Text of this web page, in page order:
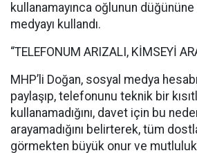
kullanamayınca oğlunun
medyayı kullandı.
“TELEFONUM ARIZALI, KİMSEYİ
MHP’li Doğan, sosyal medya
paylaşıp, telefonunu teknik bir
kullanamadığını, davet için bu
arayamadığını belirterek, tüm
görmekten büyük onur ve mutluluk